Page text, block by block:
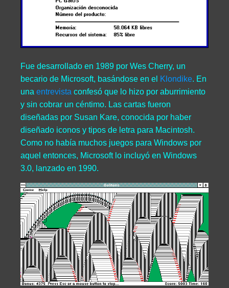
Fue desarrollado en 1989 por Wes Cherry, un
becario de Microsoft, basándose en el Klondike. En
una entrevista confesó que lo hizo por aburrimiento
y sin cobrar un céntimo. Las cartas fueron
diseñadas por Susan Kare, conocida por haber
diseñado iconos y tipos de letra para Macintosh.
Como no había muchos juegos para Windows por
aquel entonces, Microsoft lo incluyó en Windows
3.0, lanzado en 1990.